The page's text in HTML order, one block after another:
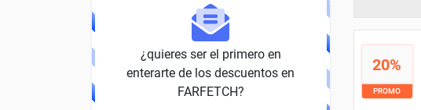
20%
PROMO
¿quieres ser el primero en
enterarte de los descuentos en
FARFETCH?